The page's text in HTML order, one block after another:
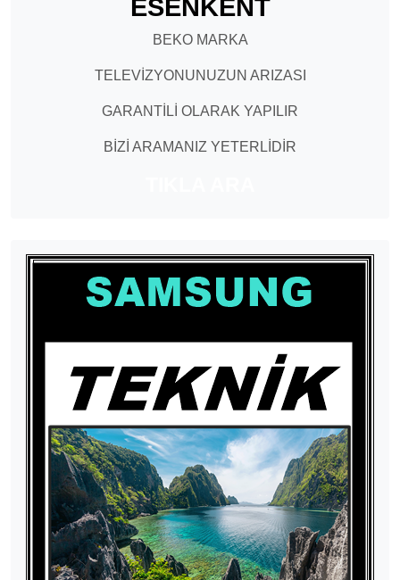
ESENKENT
BEKO MARKA
TELEVİZYONUNUZUN ARIZASI
GARANTİLİ OLARAK YAPILIR
BİZİ ARAMANIZ YETERLİDİR